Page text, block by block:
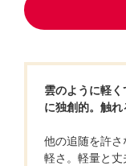
雲のように軽
に独創的。触
他の追随を許
軽さ。軽量と丈